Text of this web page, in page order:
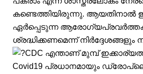
കണ്ടെത്തിയിരുന്നു. ആയതിനാൽ
ഏർപ്പെടുന്ന
ശ്രദ്ധിക്കണമെന്ന് നിർദ്ദേശങ്ങളും
CDC എന്താണ് മുമ്പ്
Covid19 പ്രധാനമായും